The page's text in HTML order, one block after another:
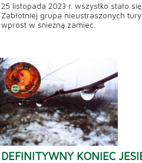
25 listopada 2023 r. wszystko stało
Zabłotniej grupa nieustraszonych
wprost w śnieżną zamieć.
DEFINITYWNY KONIEC